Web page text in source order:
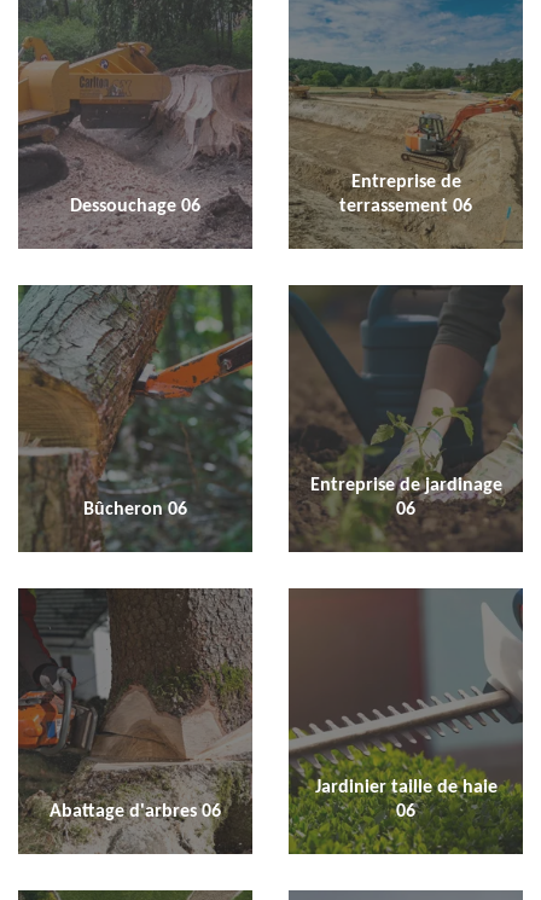
Dessouchage 06
Entreprise de
terrassement 06
Bûcheron 06
Entreprise de jardinage
06
Abattage d'arbres 06
Jardinier taille de haie
06